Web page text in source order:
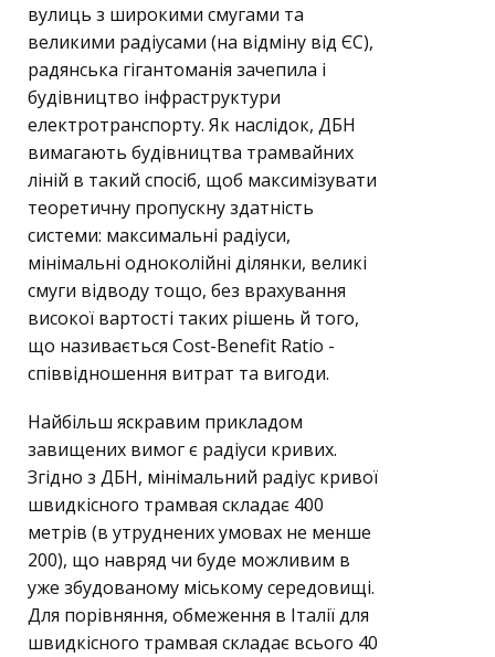
вулиць з широкими смугами та
великими радіусами (на відміну від ЄС),
радянська гігантоманія зачепила і
будівництво інфраструктури
електротранспорту. Як наслідок, ДБН
вимагають будівництва трамвайних
ліній в такий спосіб, щоб максимізувати
теоретичну пропускну здатність
системи: максимальні радіуси,
мінімальні одноколійні ділянки, великі
смуги відводу тощо, без врахування
високої вартості таких рішень й того,
що називається Cost-Benefit Ratio -
співвідношення витрат та вигоди.
Найбільш яскравим прикладом
завищених вимог є радіуси кривих.
Згідно з ДБН, мінімальний радіус кривої
швидкісного трамвая складає 400
метрів (в утруднених умовах не менше
200), що навряд чи буде можливим в
уже збудованому міському середовищі.
Для порівняння, обмеження в Італії для
швидкісного трамвая складає всього 40